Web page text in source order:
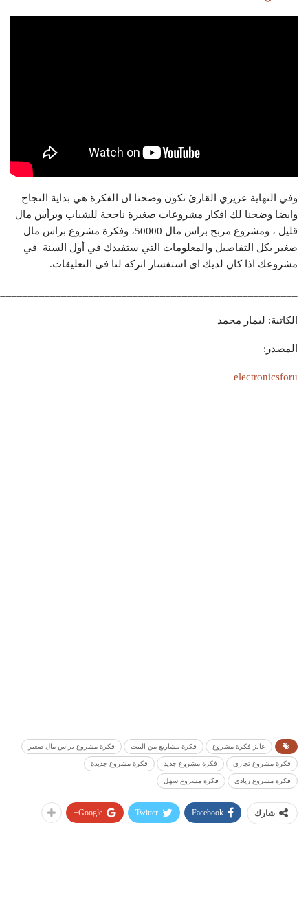
وفي النهاية عزيزي القارئ نكون وضحنا ان الفكرة هي بداية النجاح
وايضا وضحنا لك افكار مشروعات صغيرة ناجحة للشباب وبرأس مال
قليل ، ومشروع مربح براس مال 50000، وفكرة مشروع براس مال
صغير بكل التفاصيل والمعلومات التي ستفيدك في أول السنة في
مشروعك اذا كان لديك اي استفسار اتركه لنا في التعليقات.
الكاتبة: ليمار محمد
المصدر:
electronicsforu
عايز فكرة مشروع فكرة مشاريع من البيت فكرة مشروع براس مال صغير
فكرة مشروع تجاري فكرة مشروع جديد فكرة مشروع جديدة
فكرة مشروع ريادي فكرة مشروع سهل
شارك Facebook
Twitter
Google+